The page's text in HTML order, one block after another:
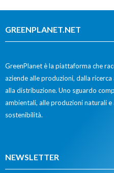
GREENPLANET.NET
GreenPlanet è la piattaforma che
aziende alle produzioni, dalla
alla distribuzione. Uno sguardo
ambientali, alle produzioni naturali
sostenibilità.
NEWSLETTER